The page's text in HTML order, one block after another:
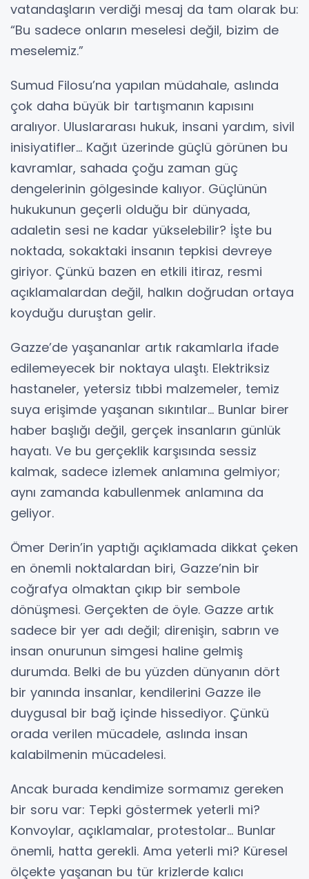
vatandaşların verdiği mesaj da tam olarak bu:
“Bu sadece onların meselesi değil, bizim de
meselemiz.”
Sumud Filosu’na yapılan müdahale, aslında
çok daha büyük bir tartışmanın kapısını
aralıyor. Uluslararası hukuk, insani yardım, sivil
inisiyatifler… Kağıt üzerinde güçlü görünen bu
kavramlar, sahada çoğu zaman güç
dengelerinin gölgesinde kalıyor. Güçlünün
hukukunun geçerli olduğu bir dünyada,
adaletin sesi ne kadar yükselebilir? İşte bu
noktada, sokaktaki insanın tepkisi devreye
giriyor. Çünkü bazen en etkili itiraz, resmi
açıklamalardan değil, halkın doğrudan ortaya
koyduğu duruştan gelir.
Gazze’de yaşananlar artık rakamlarla ifade
edilemeyecek bir noktaya ulaştı. Elektriksiz
hastaneler, yetersiz tıbbi malzemeler, temiz
suya erişimde yaşanan sıkıntılar… Bunlar birer
haber başlığı değil, gerçek insanların günlük
hayatı. Ve bu gerçeklik karşısında sessiz
kalmak, sadece izlemek anlamına gelmiyor;
aynı zamanda kabullenmek anlamına da
geliyor.
Ömer Derin’in yaptığı açıklamada dikkat çeken
en önemli noktalardan biri, Gazze’nin bir
coğrafya olmaktan çıkıp bir sembole
dönüşmesi. Gerçekten de öyle. Gazze artık
sadece bir yer adı değil; direnişin, sabrın ve
insan onurunun simgesi haline gelmiş
durumda. Belki de bu yüzden dünyanın dört
bir yanında insanlar, kendilerini Gazze ile
duygusal bir bağ içinde hissediyor. Çünkü
orada verilen mücadele, aslında insan
kalabilmenin mücadelesi.
Ancak burada kendimize sormamız gereken
bir soru var: Tepki göstermek yeterli mi?
Konvoylar, açıklamalar, protestolar… Bunlar
önemli, hatta gerekli. Ama yeterli mi? Küresel
ölçekte yaşanan bu tür krizlerde kalıcı